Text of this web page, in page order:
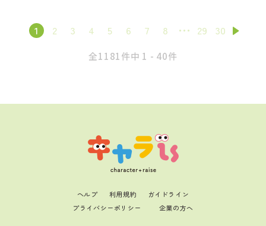
1 2 3 4 5 6 7 8 29 30
全1181件中 1 - 40件
ヘルプ 利用規約
ガイドライン
プライバシーポリシー
企業の方へ